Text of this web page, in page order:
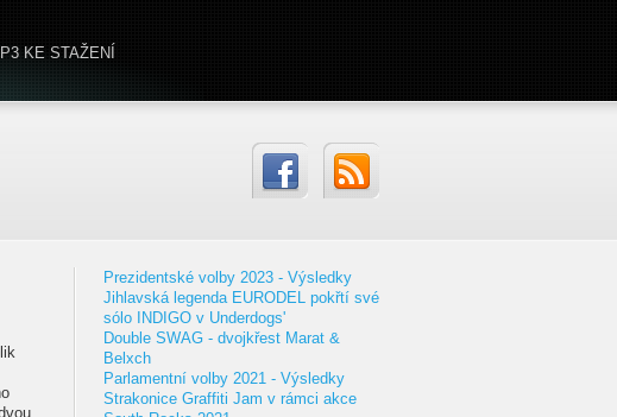
KE STAŽENÍ
Prezidentské volby 2023 - Výsledky
Jihlavská legenda EURODEL pokřtí své
sólo INDIGO v Underdogs'
Double SWAG - dvojkřest Marat &
Belxch
Parlamentní volby 2021 - Výsledky
Strakonice Graffiti Jam v rámci akce